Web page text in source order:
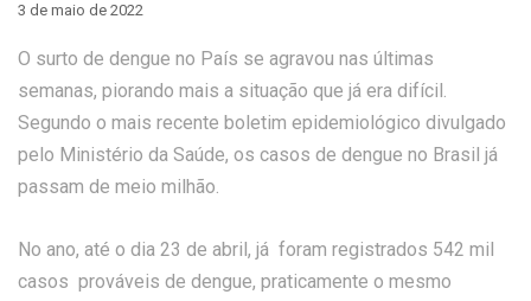
3 de maio de 2022
O surto de dengue no País se agravou nas últimas
semanas, piorando mais a situação que já era difícil.
Segundo o mais recente boletim epidemiológico divulgado
pelo Ministério da Saúde, os casos de dengue no Brasil já
passam de meio milhão.
No ano, até o dia 23 de abril, já foram registrados 542 mil
casos prováveis de dengue, praticamente o mesmo